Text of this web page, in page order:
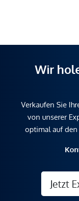
Wir
Verkaufen Sie
von unserer
optimal auf den
Jetzt